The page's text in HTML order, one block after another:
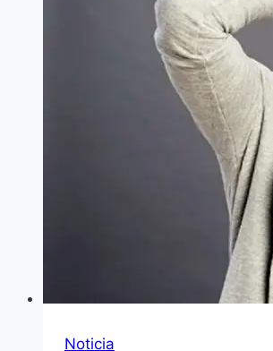
Noticia